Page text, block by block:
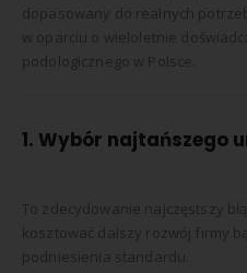
dopasowany do realnych
w oparciu o wieloletnie
podologicznego w Polsce.
1. Wybór najtańszego
To zdecydowanie najczęstszy
kosztować dalszy rozwój firmy
podniesienia standardu.